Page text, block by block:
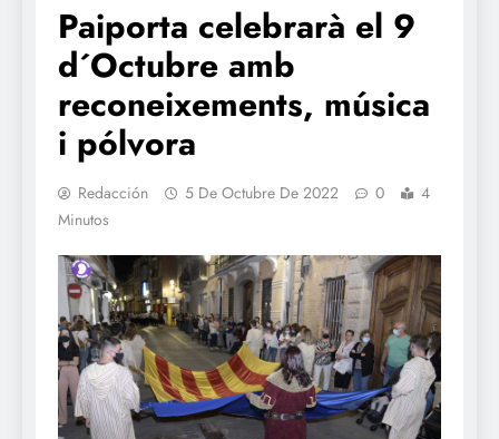
Paiporta celebrarà el 9
d´Octubre amb
reconeixements, música
i pólvora
Redacción 5 De Octubre De 2022 0
4
Minutos